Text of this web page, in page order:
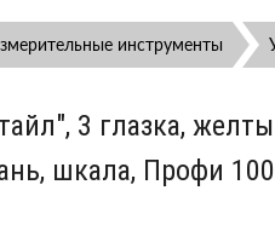
инструменты
3 глазка,
шкала, Профи